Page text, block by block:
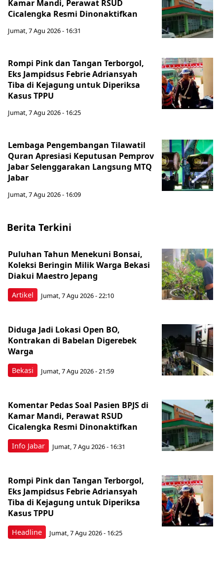
Kamar Mandi, Perawat RSUD
Cicalengka Resmi Dinonaktifkan
Jumat, 7 Agu 2026 - 16:31
Rompi Pink dan Tangan Terborgol,
Eks Jampidsus Febrie Adriansyah
Tiba di Kejagung untuk Diperiksa
Kasus TPPU
Jumat, 7 Agu 2026 - 16:25
Lembaga Pengembangan Tilawatil
Quran Apresiasi Keputusan Pemprov
Jabar Selenggarakan Langsung MTQ
Jabar
Jumat, 7 Agu 2026 - 16:09
Berita Terkini
Artikel
Puluhan Tahun Menekuni Bonsai,
Koleksi Beringin Milik Warga Bekasi
Diakui Maestro Jepang
Jumat, 7 Agu 2026 - 22:10
Bekasi
Diduga Jadi Lokasi Open BO,
Kontrakan di Babelan Digerebek
Warga
Jumat, 7 Agu 2026 - 21:59
Info Jabar
Komentar Pedas Soal Pasien BPJS di
Kamar Mandi, Perawat RSUD
Cicalengka Resmi Dinonaktifkan
Jumat, 7 Agu 2026 - 16:31
Headline
Rompi Pink dan Tangan Terborgol,
Eks Jampidsus Febrie Adriansyah
Tiba di Kejagung untuk Diperiksa
Kasus TPPU
Jumat, 7 Agu 2026 - 16:25